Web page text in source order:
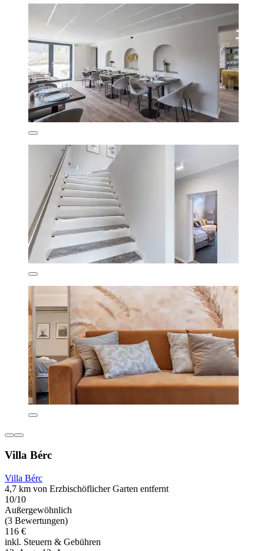
Villa Bérc
Villa Bérc
4,7 km von Erzbischöflicher Garten entfernt
10/10
Außergewöhnlich
(3 Bewertungen)
116 €
inkl. Steuern & Gebühren